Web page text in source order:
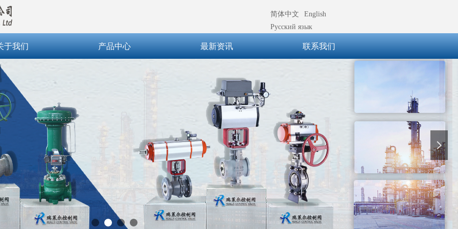
넲
于我们 产品中心 最新资讯 联系我们
简体中文
English
Русский язык